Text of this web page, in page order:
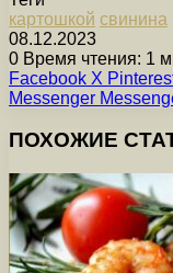
картошкой свинина
08.12.2023
0 Время чтения: 1
Facebook X
Messenger
ПОХОЖИЕ